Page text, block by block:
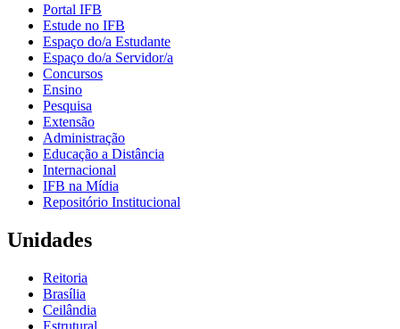
Portal IFB
Estude no IFB
Espaço do/a Estudante
Espaço do/a Servidor/a
Concursos
Ensino
Pesquisa
Extensão
Administração
Educação a Distância
Internacional
IFB na Mídia
Repositório Institucional
Unidades
Reitoria
Brasília
Ceilândia
Estrutural